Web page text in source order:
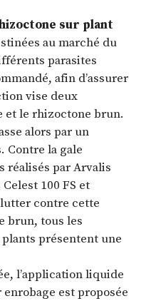
sur plant
au marché du
parasites
afin d’assurer
vise deux
et le rhizoctone brun.
alors par un
Contre la gale
réalisés par Arvalis
100 FS et
contre cette
brun, tous les
présentent une
l’application liquide
est proposée